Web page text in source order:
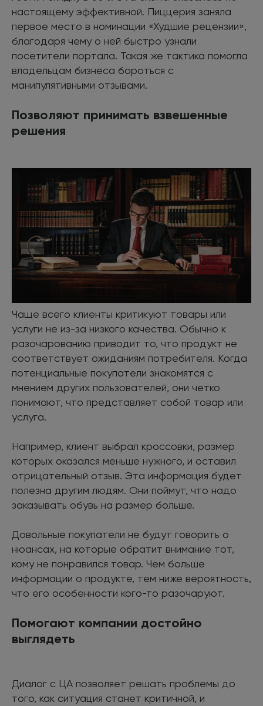
настоящему эффективной. Пиццерия заняла
первое место в номинации «Худшие рецензии»,
благодаря чему о ней быстро узнали
посетители портала. Такая же тактика помогла
владельцам бизнеса бороться с
манипулятивными отзывами.
Позволяют принимать взвешенные
решения
Чаще всего клиенты критикуют товары или
услуги не из-за низкого качества. Обычно к
разочарованию приводит то, что продукт не
соответствует ожиданиям потребителя. Когда
потенциальные покупатели знакомятся с
мнением других пользователей, они четко
понимают, что представляет собой товар или
услуга.
Например, клиент выбрал кроссовки, размер
которых оказался меньше нужного, и оставил
отрицательный отзыв. Эта информация будет
полезна другим людям. Они поймут, что надо
заказывать обувь на размер больше.
Довольные покупатели не будут говорить о
нюансах, на которые обратит внимание тот,
кому не понравился товар. Чем больше
информации о продукте, тем ниже вероятность,
что его особенности кого-то разочаруют.
Помогают компании достойно
выглядеть
Диалог с ЦА позволяет решать проблемы до
того, как ситуация станет критичной, и